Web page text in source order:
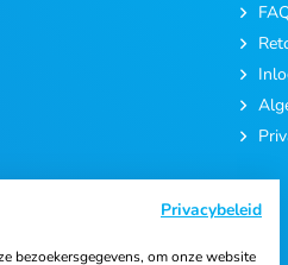
Privacybeleid
bezoekersgegevens, om onze website